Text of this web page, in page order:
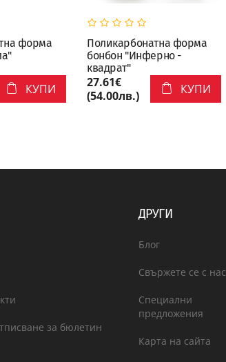
форма
КУПИ
Поликарбонатна форма
бонбон "Инферно -
квадрат"
27.61€
(54.00лв.)
КУПИ
за бюлетин
ДРУГИ
Блог
Свържете се с нас
Специални
предложения
Карта на сайта